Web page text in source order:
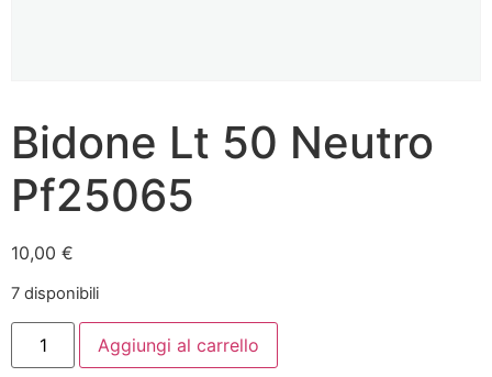
Bidone Lt 50 Neutro
Pf25065
10,00 €
7 disponibili
Aggiungi al carrello